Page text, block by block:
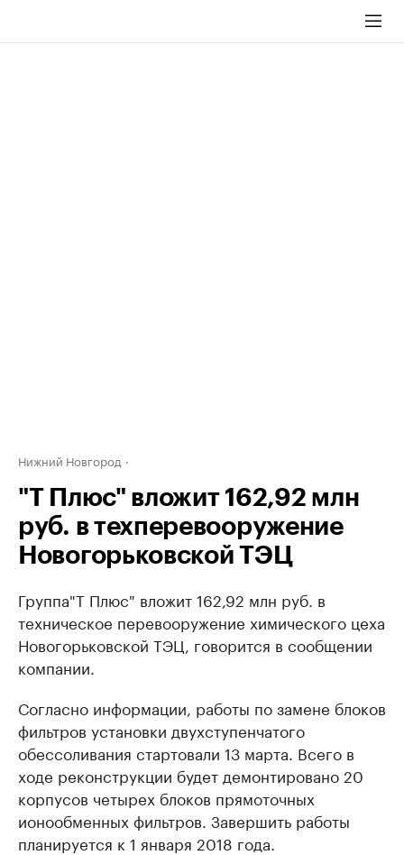
Нижний Новгород
"Т Плюс" вложит 162,92 млн
руб. в техперевооружение
Новогорьковской ТЭЦ
Группа"Т Плюс" вложит 162,92 млн руб. в
техническое перевооружение химического цеха
Новогорьковской ТЭЦ, говорится в сообщении
компании.
Согласно информации, работы по замене блоков
фильтров установки двухступенчатого
обессоливания стартовали 13 марта. Всего в
ходе реконструкции будет демонтировано 20
корпусов четырех блоков прямоточных
ионообменных фильтров. Завершить работы
планируется к 1 января 2018 года.